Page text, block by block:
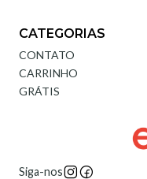
CATEGORIAS
CONTATO
CARRINHO
GRÁTIS
Siga-nos